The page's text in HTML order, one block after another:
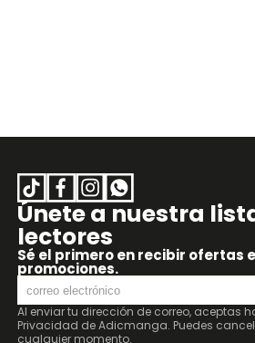
Únete a nuestra
lectores
Sé el primero en recibir ofertas
promociones.
Al enviar tu dirección de correo, aceptas
Privacidad de Adicmanga. Puedes
cualquier momento.